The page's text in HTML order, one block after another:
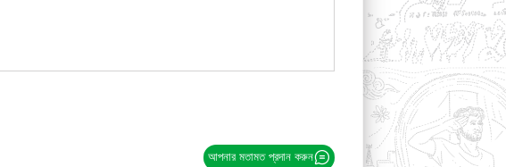
আপনার মতামত প্রদান করুন